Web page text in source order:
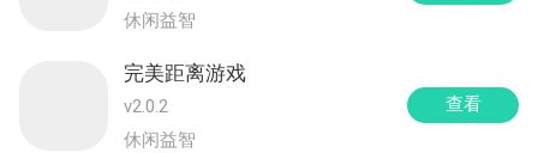
休闲益智
完美距离游戏
v2.0.2
休闲益智
查看